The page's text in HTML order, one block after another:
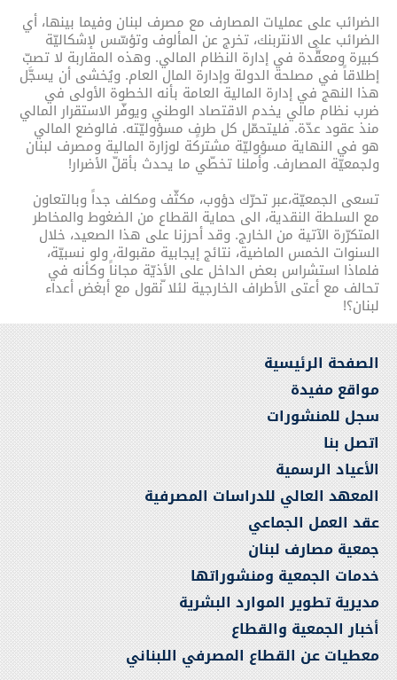
الضرائب على عمليات المصارف مع مصرف لبنان وفيما بينها، أي
الضرائب على الانتربنك، تخرج عن المألوف وتؤسّس لإشكاليّة
كبيرة ومعقَّدة في إدارة النظام المالي. وهذه المقاربة لا تصبّ
إطلاقاً في مصلحة الدولة وإدارة المال العام. ويُخشى أن يسجَّل
هذا النهج في إدارة المالية العامة بأنه الخطوة الأولى في
ضرب نظام مالي يخدم الاقتصاد الوطني ويوفّر الاستقرار المالي
منذ عقود عدّة. فليتحمّل كل طرفٍ مسؤوليّته. فالوضع المالي
هو في النهاية مسؤوليّة مشتركة لوزارة المالية ومصرف لبنان
ولجمعيّة المصارف. وأملنا تخطّي ما يحدث بأقلّ الأضرار!
تسعى الجمعيّة،عبر تحرّك دؤوب، مكثّف ومكلف جداً وبالتعاون
مع السلطة النقدية، الى حماية القطاع من الضغوط والمخاطر
المتكرّرة الآتية من الخارج. وقد أحرزنا على هذا الصعيد، خلال
السنوات الخمس الماضية، نتائج إيجابية مقبولة، ولو نسبيّة،
فلماذا استشراس بعض الداخل على الأذيّة مجاناً وكأنه في
تحالف مع أعتى الأطراف الخارجية لئلا ّنقول مع أبغض أعداء
لبنان؟!
الصفحة الرئيسية
مواقع مفيدة
سجل للمنشورات
اتصل بنا
الأعياد الرسمية
المعهد العالي للدراسات المصرفية
عقد العمل الجماعي
جمعية مصارف لبنان
خدمات الجمعية ومنشوراتها
مديرية تطوير الموارد البشرية
أخبار الجمعية والقطاع
معطيات عن القطاع المصرفي اللبناني